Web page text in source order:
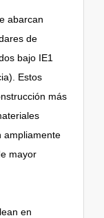
abarcan
de
bajo IE1
Estos
más
ampliamente
mayor
en